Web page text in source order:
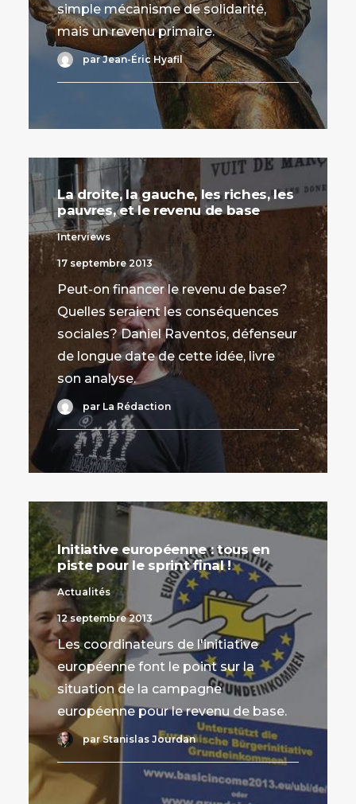
simple mécanisme de solidarité,
mais un revenu primaire.
par Jean-Éric Hyafil
La droite, la gauche, les riches, les
pauvres, et le revenu de base
Interviews
17 septembre 2013
Peut-on financer le revenu de base?
Quelles seraient les conséquences
sociales? Daniel Raventos, défenseur
de longue date de cette idée, livre
son analyse.
par La Rédaction
Initiative européenne : tous en
piste pour le sprint final !
Actualités
12 septembre 2013
Les coordinateurs de l'initiative
européenne font le point sur la
situation de la campagne
européenne pour le revenu de base.
par Stanislas Jourdan